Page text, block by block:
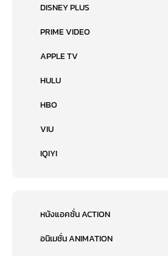
DISNEY PLUS
PRIME VIDEO
APPLE TV
HULU
HBO
VIU
IQIYI
หนังแอคชั่น ACTION
อนิเมชั่น ANIMATION